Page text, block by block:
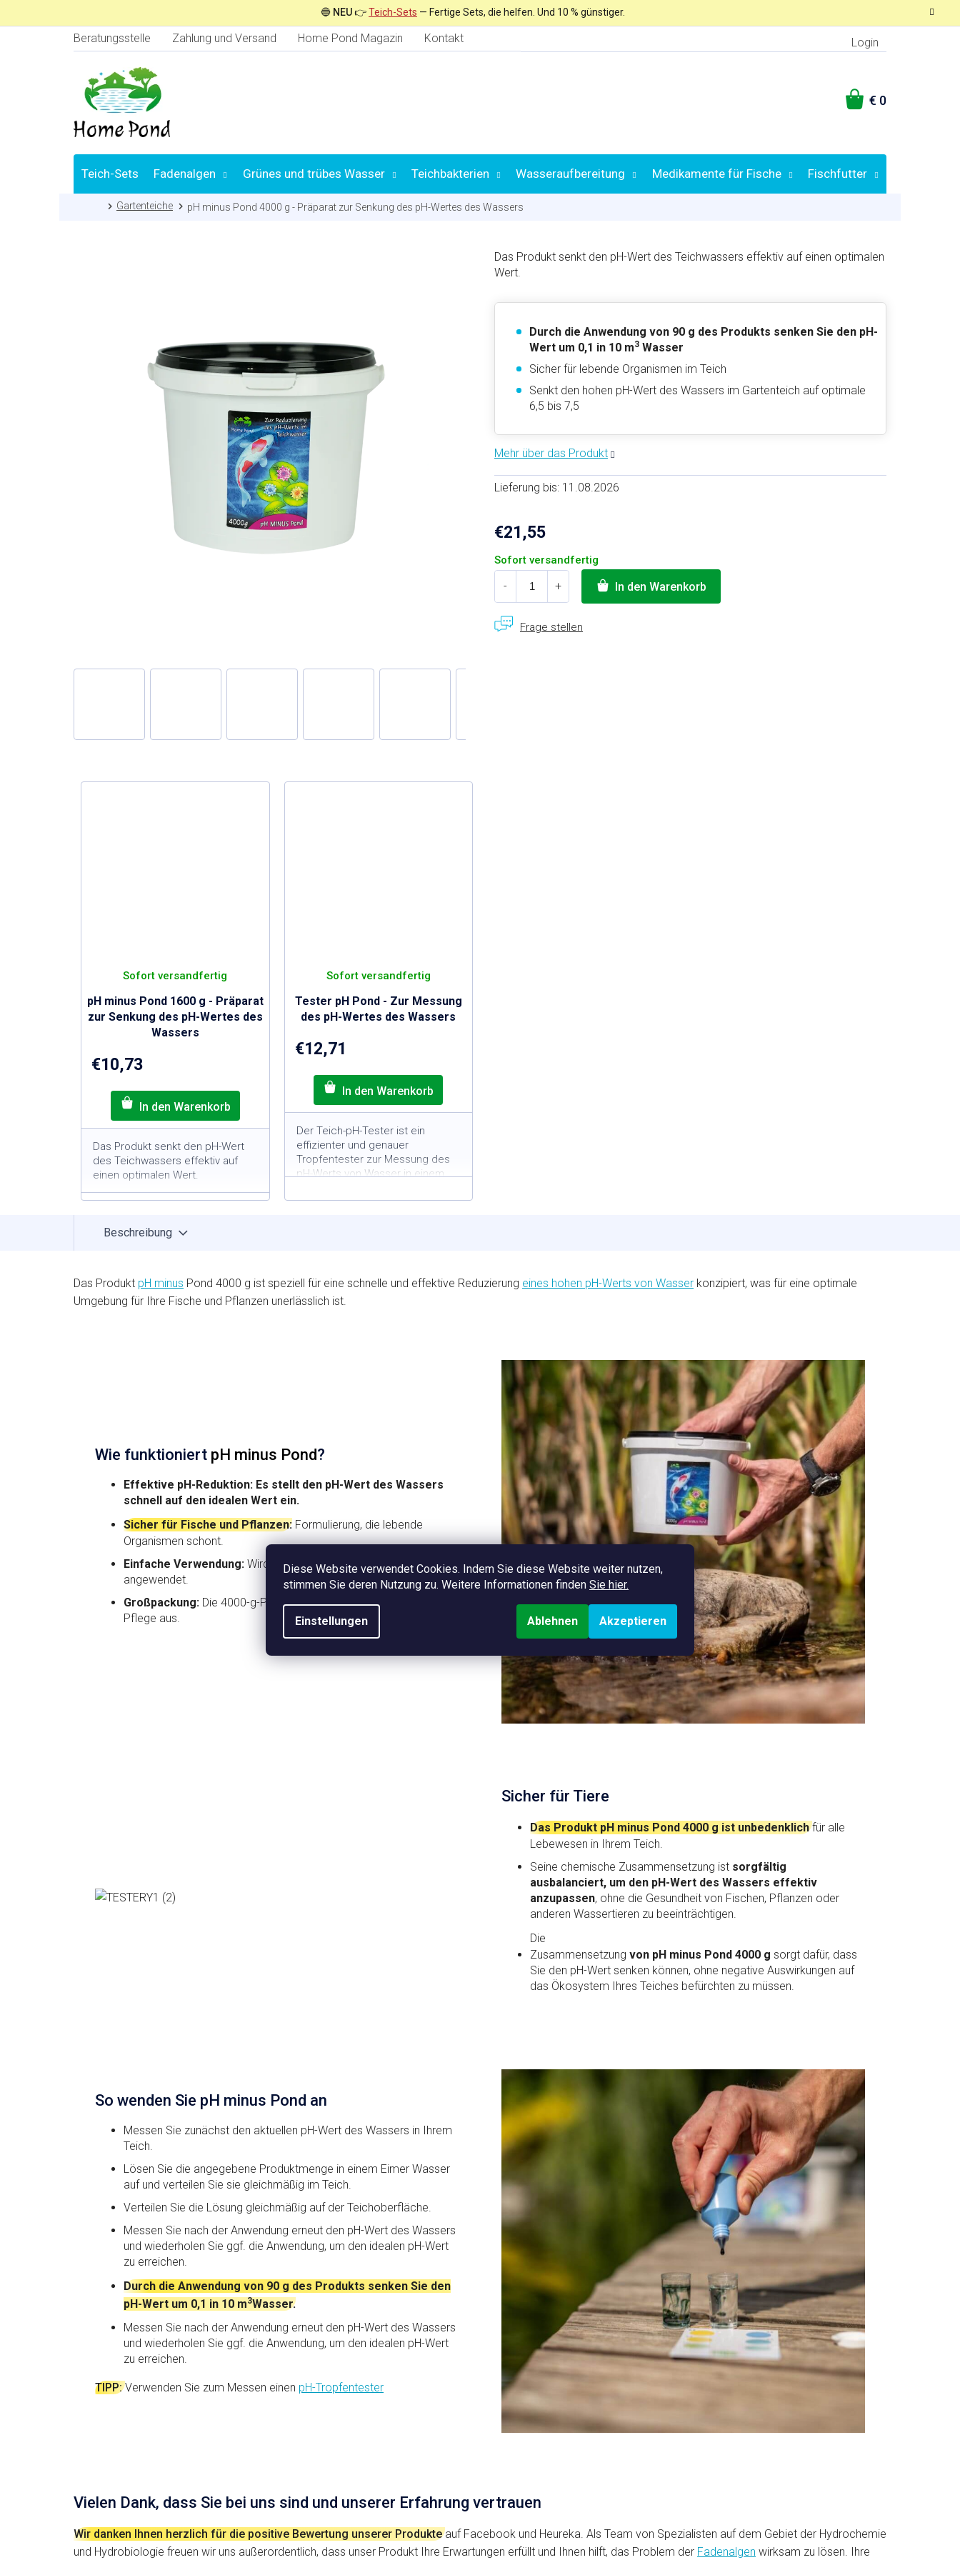
Diese Website verwendet Cookies. Indem Sie diese Website weiter nutzen,
stimmen Sie deren Nutzung zu. Weitere Informationen finden Sie hier.
Einstellungen Ablehnen Akzeptieren
🔵 NEU👉Teich-Sets — Fertige Sets, die helfen. Und 10 % günstiger.
Beratungsstelle Zahlung und Versand Home Pond Magazin Kontakt Login
WARENKORB
Teich-Sets Fadenalgen Grünes und trübes Wasser Teichbakterien Wasseraufbereitung Medikamente für Fische Fischfutter
Auswahl nach
Startseite
Gartenteiche pH minus Pond 4000 g - Präparat zur Senkung des pH-Wertes des Wassers
€21,55
Verkaufspreis:
Sofort versandfertig
Lieferung bis: 11.08.2026
In den Warenkorb
Das Produkt senkt den pH-Wert des Teichwassers effektiv auf einen optimalen
Wert.
Durch die Anwendung von 90 g des Produkts senken Sie den pH-
Wert um 0,1 in 10 m3 Wasser
Sicher für lebende Organismen im Teich
Senkt den hohen pH-Wert des Wassers im Gartenteich auf optimale
6,5 bis 7,5
pH minus Pond 1600 g - Präparat
zur Senkung des pH-Wertes des
Wassers
Sofort versandfertig
€10,73
Das Produkt senkt den pH-Wert
des Teichwassers effektiv auf
einen optimalen Wert.
Durch die Anwendung von
Sie den pH-Wert um 0,1 in
3
Wasser
Senkt den hohen pH-Wert des
Wassers im Gartenteich auf
Tester pH Pond - Zur Messung
des pH-Wertes des Wassers
Sofort versandfertig
€12,71
Der Teich-pH-Tester ist ein
effizienter und genauer
Tropfentester zur Messung des
pH-Werts von Wasser in einem
effektive pH-Kontrolle
Einfach zu verwenden, ohne
Beschreibung
Das Produkt pH minus Pond 4000 g ist speziell für eine schnelle und effektive Reduzierung eines hohen pH-Werts von Wasser konzipiert, was für eine optimale
Umgebung für Ihre Fische und Pflanzen unerlässlich ist.
Wie funktioniert pH minus Pond?
Effektive pH-Reduktion: Es stellt den pH-Wert des Wassers
schnell auf den idealen Wert ein.
Sicher für Fische und Pflanzen: Formulierung, die lebende
Organismen schont.
Einfache Verwendung: Wird einfach aufgelöst und im Wasser
angewendet.
Großpackung: Die 4000-g-Packung reicht für eine langfristige
Pflege aus.
Sicher für Tiere
Das Produkt pH minus Pond 4000 g ist unbedenklichfür alle
Lebewesen in Ihrem Teich.
Seine chemische Zusammensetzung ist sorgfältig
ausbalanciert, um den pH-Wert des Wassers effektiv
anzupassen, ohne die Gesundheit von Fischen, Pflanzen oder
anderen Wassertieren zu beeinträchtigen.
Die
Zusammensetzung von pH minus Pond 4000 g sorgt dafür, dass
Sie den pH-Wert senken können, ohne negative Auswirkungen auf
das Ökosystem Ihres Teiches befürchten zu müssen.
So wenden Sie pH minus Pond an
Messen Sie zunächst den aktuellen pH-Wert des Wassers in Ihrem
Teich.
Lösen Sie die angegebene Produktmenge in einem Eimer Wasser
auf und verteilen Sie sie gleichmäßig im Teich.
Verteilen Sie die Lösung gleichmäßig auf der Teichoberfläche.
Messen Sie nach der Anwendung erneut den pH-Wert des Wassers
und wiederholen Sie ggf. die Anwendung, um den idealen pH-Wert
zu erreichen.
Durch die Anwendung von 90 g des Produkts senken Sie den
pH-Wert um 0,1 in 10 m3Wasser.
Messen Sie nach der Anwendung erneut den pH-Wert des Wassers
und wiederholen Sie ggf. die Anwendung, um den idealen pH-Wert
zu erreichen.
TIPP:Verwenden Sie zum Messen einen pH-Tropfentester
Vielen Dank, dass Sie bei uns sind und unserer Erfahrung vertrauen
Wir danken Ihnen herzlich für die positive Bewertung unserer Produkteauf Facebook und Heureka. Als Team von Spezialisten auf dem Gebiet der Hydrochemie
und Hydrobiologie freuen wir uns außerordentlich, dass unser Produkt Ihre Erwartungen erfüllt und Ihnen hilft, das Problem der Fadenalgen wirksam zu lösen. Ihre